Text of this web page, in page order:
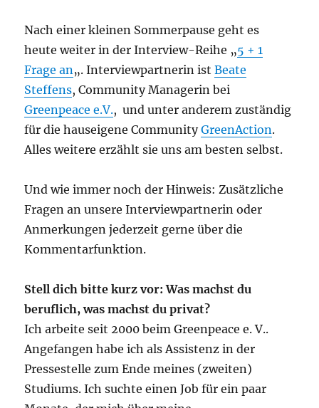
Nach einer kleinen Sommerpause geht es
heute weiter in der Interview-Reihe „5 + 1
Frage an„. Interviewpartnerin istBeate
Steffens, Community Managerin bei
Greenpeace e.V., und unter anderem zuständig
für die hauseigene CommunityGreenAction.
Alles weitere erzählt sie uns am besten selbst.
Und wie immer noch der Hinweis: Zusätzliche
Fragen an unsere Interviewpartnerin oder
Anmerkungen jederzeit gerne über die
Kommentarfunktion.
Stell dich bitte kurz vor: Was machst du
beruflich, was machst du privat?
Ich arbeite seit 2000 beim Greenpeace e. V..
Angefangen habe ich als Assistenz in der
Pressestelle zum Ende meines (zweiten)
Studiums. Ich suchte einen Job für ein paar